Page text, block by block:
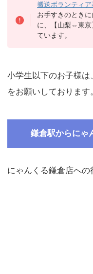
搬送ボランティア
お手すきのとき
に、【山梨⇔東京
ています。
小学生以下のお子様
をお願いしております
鎌倉駅からにゃ
にゃんくる鎌倉店への